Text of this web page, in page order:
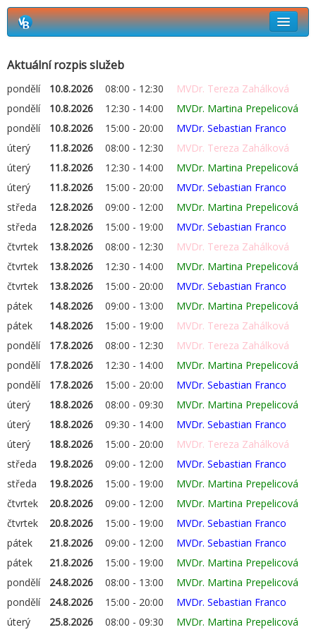
Jak si objednat termín návštěvy?
Aktuální rozpis služeb
pondělí 10.8.2026 08:00 - 12:30
MVDr. Tereza Zahálková
pondělí
10.8.2026 12:30 - 14:00
MVDr. Martina Prepelicová
pondělí
10.8.2026 15:00 - 20:00
MVDr. Sebastian Franco
úterý
11.8.2026 08:00 - 12:30
MVDr. Tereza Zahálková
úterý
11.8.2026 12:30 - 14:00
MVDr. Martina Prepelicová
úterý
11.8.2026 15:00 - 20:00
MVDr. Sebastian Franco
středa
12.8.2026 09:00 - 12:00
MVDr. Martina Prepelicová
středa
12.8.2026 15:00 - 19:00
MVDr. Sebastian Franco
čtvrtek
13.8.2026 08:00 - 12:30
MVDr. Tereza Zahálková
čtvrtek
13.8.2026 12:30 - 14:00
MVDr. Martina Prepelicová
čtvrtek
13.8.2026 15:00 - 20:00
MVDr. Sebastian Franco
pátek
14.8.2026 09:00 - 13:00
MVDr. Martina Prepelicová
pátek
14.8.2026 15:00 - 19:00
MVDr. Tereza Zahálková
pondělí
17.8.2026 08:00 - 12:30
MVDr. Tereza Zahálková
pondělí
17.8.2026 12:30 - 14:00
MVDr. Martina Prepelicová
pondělí
17.8.2026 15:00 - 20:00
MVDr. Sebastian Franco
úterý
18.8.2026 08:00 - 09:30
MVDr. Martina Prepelicová
úterý
18.8.2026 09:30 - 14:00
MVDr. Sebastian Franco
úterý
18.8.2026 15:00 - 20:00
MVDr. Tereza Zahálková
středa
19.8.2026 09:00 - 12:00
MVDr. Sebastian Franco
středa
19.8.2026 15:00 - 19:00
MVDr. Martina Prepelicová
čtvrtek
20.8.2026 09:00 - 12:00
MVDr. Martina Prepelicová
čtvrtek
20.8.2026 15:00 - 19:00
MVDr. Sebastian Franco
pátek
21.8.2026 09:00 - 12:00
MVDr. Sebastian Franco
pátek
21.8.2026 15:00 - 19:00
MVDr. Martina Prepelicová
pondělí
24.8.2026 08:00 - 13:00
MVDr. Martina Prepelicová
pondělí
24.8.2026 15:00 - 20:00
MVDr. Sebastian Franco
úterý
25.8.2026 08:00 - 09:30 MVDr. Martina Prepelicová